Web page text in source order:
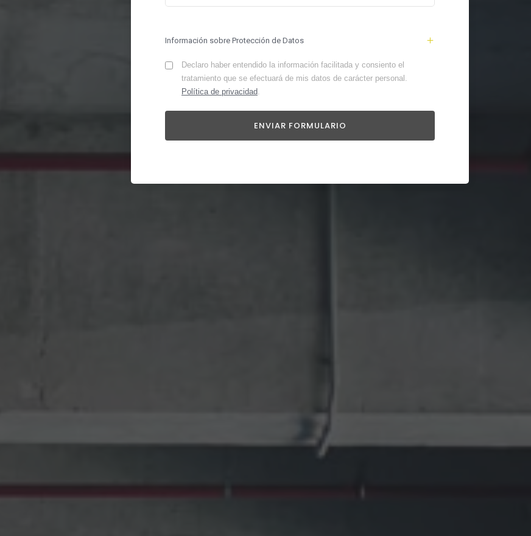
Información sobre Protección de Datos
Declaro haber entendido la información facilitada y consiento el
tratamiento que se efectuará de mis datos de carácter personal.
Política de privacidad.